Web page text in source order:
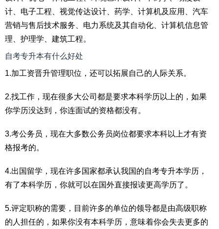
计、电子工程、视觉传达设计、药学、计算机及应用、汽车
营销与售后技术服务、电力系统及其自动化、计算机信息管
理、护理学、建筑工程。
自考专升本有什么好处
1.加工资晋升管理职位，还可以拓展自己的人际关系。
2.找工作，现在很多大公司都是要求本科学历以上的，如果
你学历没达到，你连面试的资格都没有。
3.考公务员，现在大多数公务员岗位都要求本科以上才有资
格报考的。
4.出国留学，现在许多国家都承认我国的自考专升本学历，
有了本科学历，你就可以在国外直接报读更高学历了。
5.评定职称的需要，目前许多的单位的领导都是由高级职称
的人担任的，如果你没有本科学历，意味着你会失去更多的